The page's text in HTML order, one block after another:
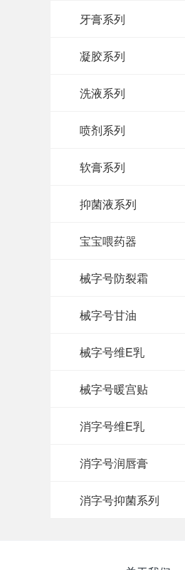
牙膏系列
凝胶系列
洗液系列
喷剂系列
软膏系列
抑菌液系列
宝宝喂药器
械字号防裂霜
械字号甘油
械字号维E乳
械字号暖宫贴
消字号维E乳
消字号润唇膏
消字号抑菌系列